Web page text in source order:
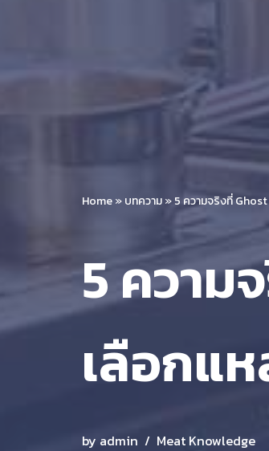
Home»บทความ»5 ความจริงที่
5 ความ
เลือกแ
by admin Meat Knowledge